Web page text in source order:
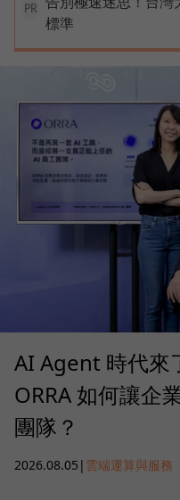
PR
標準
AI Agent 時代來
ORRA 如何讓企
團隊？
2026.08.05 | 雲端運算與服務